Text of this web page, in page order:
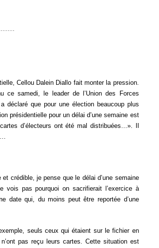
Cellou Dalein Diallo fait monter la pression.
ce samedi, le leader de l’Union des Forces
déclaré que pour une élection beaucoup plus
présidentielle pour un délai d’une semaine est
d’électeurs ont été mal distribuées…». Il
crédible, je pense que le délai d’une semaine
vois pas pourquoi on sacrifierait l’exercice à
date qui, du moins peut être reportée d’une
seuls ceux qui étaient sur le fichier en
pas reçu leurs cartes. Cette situation est